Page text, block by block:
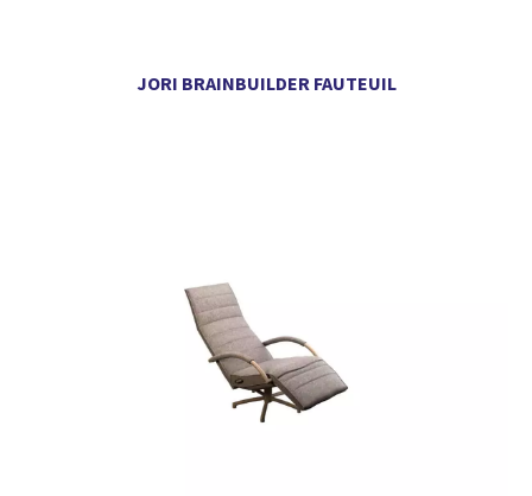
JORI BRAINBUILDER FAUTEUIL